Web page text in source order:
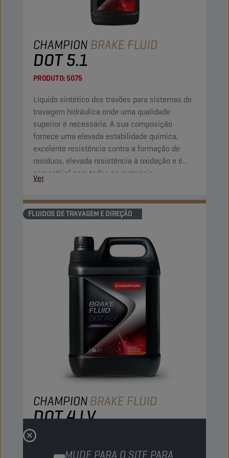
MUDE PARA O SITE PARA
CHAMPION BRAKE FLUID
DOT 5.1
PRODUTO:5075
Líquido sintético dos travões para sistemas de
travagem hidráulica onde uma qualidade
superior é necessária. A sua composição
fornece uma elevada estabilidade química,
excelente resistência contra a formação de
resíduos, elevada resistência à oxidação e é
compatível com todos os materiais
normalmente utilizados em sistemas de
travagem.
Ver
FLUIDOS DE TRAVAGEM E DIREÇÃO
CHAMPIONBRAKE FLUID
DOT 4 LV
PRODUTO:
É especialmente recomendado para utilização